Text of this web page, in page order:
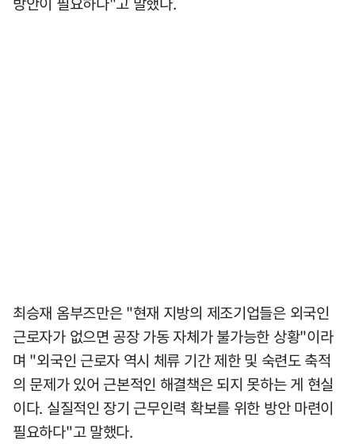
최승재 옴부즈만은 "현재 지방의 제조기업들은 외국인
근로자가 없으면 공장 가동 자체가 불가능한 상황"이라
며 "외국인 근로자 역시 체류 기간 제한 및 숙련도 축적
의 문제가 있어 근본적인 해결책은 되지 못하는 게 현실
이다. 실질적인 장기 근무인력 확보를 위한 방안 마련이
필요하다"고 말했다.